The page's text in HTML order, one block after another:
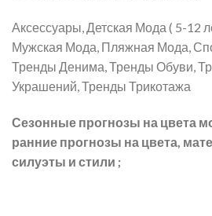
Аксессуары, Детская Мода ( 5-12
Мужская Мода, Пляжная Мода,
Тренды Денима, Тренды Обуви,
Украшений, Тренды Трикотажа
Сезонные прогнозы на цвета
ранние прогнозы на цвета,
силуэты и стили ;